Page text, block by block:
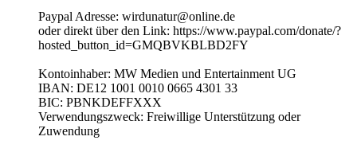
Paypal Adresse: wirdunatur@online.de
oder direkt über den Link: https://www.paypal.com/donate/?
hosted_button_id=GMQBVKBLBD2FY
Kontoinhaber: MW Medien und Entertainment UG
IBAN: DE12 1001 0010 0665 4301 33
BIC: PBNKDEFFXXX
Verwendungszweck: Freiwillige Unterstützung oder
Zuwendung